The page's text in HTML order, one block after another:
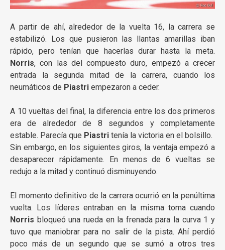
A partir de ahí, alrededor de la vuelta 16, la carrera se
estabilizó. Los que pusieron las llantas amarillas iban
rápido, pero tenían que hacerlas durar hasta la meta.
Norris, con las del compuesto duro, empezó a crecer
entrada la segunda mitad de la carrera, cuando los
neumáticos de Piastri empezaron a ceder.
A 10 vueltas del final, la diferencia entre los dos primeros
era de alrededor de 8 segundos y completamente
estable. Parecía que Piastri tenía la victoria en el bolsillo.
Sin embargo, en los siguientes giros, la ventaja empezó a
desaparecer rápidamente. En menos de 6 vueltas se
redujo a la mitad y continuó disminuyendo.
El momento definitivo de la carrera ocurrió en la penúltima
vuelta. Los líderes entraban en la misma toma cuando
Norris bloqueó una rueda en la frenada para la curva 1 y
tuvo que maniobrar para no salir de la pista. Ahí perdió
poco más de un segundo que se sumó a otros tres